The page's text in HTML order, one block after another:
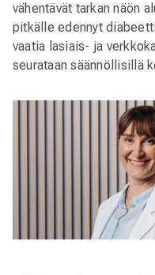
vähentävät tarkan näön
pitkälle edennyt
vaatia lasiais- ja
seurataan säännöllisillä